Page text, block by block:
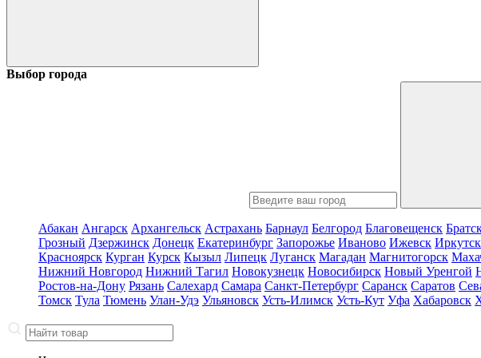
Выбор города
Абакан Ангарск Архангельск Астрахань Барнаул Белгород Благовещенск
Грозный Дзержинск Донецк Екатеринбург Запорожье Иваново Ижевск Иркутск
Красноярск Курган Курск Кызыл Липецк Луганск Магадан Магнитогорск
Нижний Новгород Нижний Тагил Новокузнецк Новосибирск Новый Уренгой
Ростов-на-Дону Рязань Салехард Самара Санкт-Петербург Саранск Саратов
Томск Тула Тюмень Улан-Удэ Ульяновск Усть-Илимск Усть-Кут Уфа Хабаровск